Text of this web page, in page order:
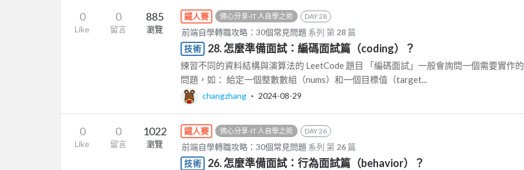
0
Like
0
留言
885
瀏覽
鐵人賽 佛心分享-IT 人自學之術 DAY 28
前端自學轉職攻略：30個常見問題 系列 第 28 篇
技術
28. 怎麼準備面試：編碼面試篇（coding）？
練習不同的資料結構與演算法的 LeetCode 題目 「編碼面試」一般會詢問一個需要實作的
問題，如： 給定一個整數數組（nums）和一個目標值（target...
changzhang ‧ 2024-08-29
0
Like
0
留言
1022
瀏覽
鐵人賽 佛心分享-IT 人自學之術 DAY 26
前端自學轉職攻略：30個常見問題 系列 第 26 篇
技術
26. 怎麼準備面試：行為面試篇（behavior）？